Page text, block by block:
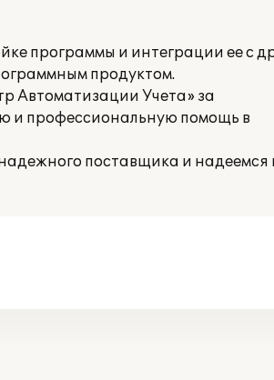
программы и интеграции ее с
продуктом.
Автоматизации Учета» за
и профессиональную помощь в
поставщика и надеемся